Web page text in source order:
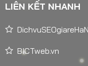
LIÊN KẾT NHANH
BICTweb.vn